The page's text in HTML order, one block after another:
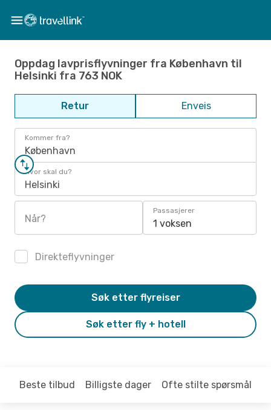
Oppdag lavprisflyvninger fra København til
Helsinki fra 763 NOK
Retur Enveis
Kommer fra?
København
Hvor skal du?
Helsinki
Når?
Passasjerer
1 voksen
Direkteflyvninger
Søk etter fly + hotell
Søk etter flyreiser
Beste tilbud Billigste dager Ofte stilte spørsmål